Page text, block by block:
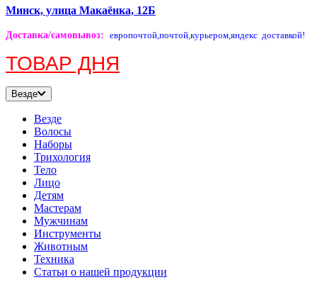
Минск, улица Макаёнка, 12Б
Доставка/самовывоз: европочтой, почтой, курьером, яндекс доставкой!
ТОВАР ДНЯ
Везде
Везде
Волосы
Наборы
Трихология
Тело
Лицо
Детям
Мастерам
Мужчинам
Инструменты
Животным
Техника
Статьи о нашей продукции